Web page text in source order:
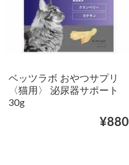
ベッツラボ おやつサプリ
〈猫用〉 泌尿器サポート
30g
¥880